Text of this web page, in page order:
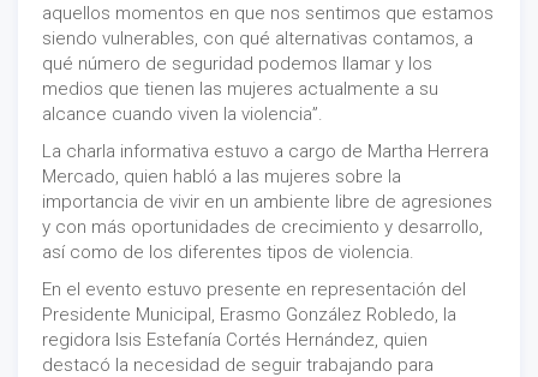
aquellos momentos en que nos sentimos que estamos
siendo vulnerables, con qué alternativas contamos, a
qué número de seguridad podemos llamar y los
medios que tienen las mujeres actualmente a su
alcance cuando viven la violencia”.
La charla informativa estuvo a cargo de Martha Herrera
Mercado, quien habló a las mujeres sobre la
importancia de vivir en un ambiente libre de agresiones
y con más oportunidades de crecimiento y desarrollo,
así como de los diferentes tipos de violencia.
En el evento estuvo presente en representación del
Presidente Municipal, Erasmo González Robledo, la
regidora Isis Estefanía Cortés Hernández, quien
destacó la necesidad de seguir trabajando para